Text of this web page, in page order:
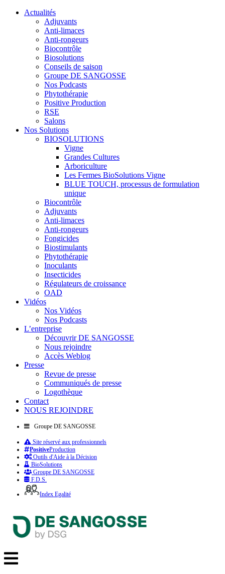
Actualités
Adjuvants
Anti-limaces
Anti-rongeurs
Biocontrôle
Biosolutions
Conseils de saison
Groupe DE SANGOSSE
Nos Podcasts
Phytothérapie
Positive Production
RSE
Salons
Nos Solutions
BIOSOLUTIONS
Vigne
Grandes Cultures
Arboriculture
Les Fermes BioSolutions Vigne
BLUE TOUCH, processus de formulation
unique
Biocontrôle
Adjuvants
Anti-limaces
Anti-rongeurs
Fongicides
Biostimulants
Phytothérapie
Inoculants
Insecticides
Régulateurs de croissance
OAD
Vidéos
Nos Vidéos
Nos Podcasts
L’entreprise
Découvrir DE SANGOSSE
Nous rejoindre
Accès Weblog
Presse
Revue de presse
Communiqués de presse
Logothèque
Contact
NOUS REJOINDRE
Groupe DE SANGOSSE
Site réservé aux professionnels
PositiveProduction
Outils d'Aide à la Décision
BioSolutions
Groupe DE SANGOSSE
F.D.S.
Index Egalité